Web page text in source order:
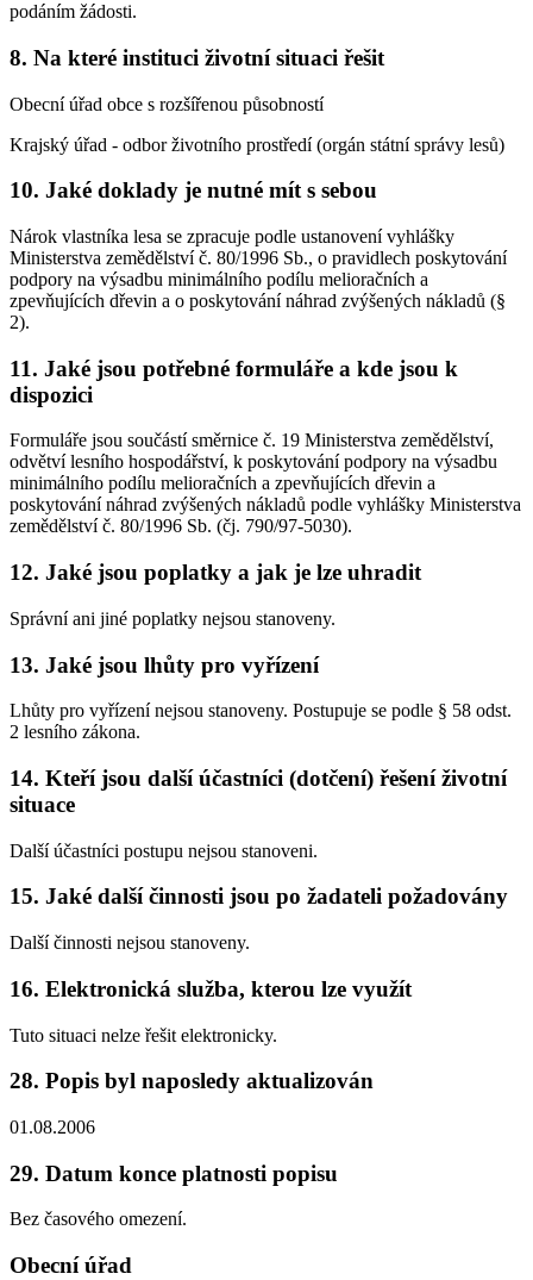
podáním žádosti.
8. Na které instituci životní situaci řešit
Obecní úřad obce s rozšířenou působností
Krajský úřad - odbor životního prostředí (orgán státní správy lesů)
10. Jaké doklady je nutné mít s sebou
Nárok vlastníka lesa se zpracuje podle ustanovení vyhlášky
Ministerstva zemědělství č. 80/1996 Sb., o pravidlech poskytování
podpory na výsadbu minimálního podílu melioračních a
zpevňujících dřevin a o poskytování náhrad zvýšených nákladů (§
2).
11. Jaké jsou potřebné formuláře a kde jsou k
dispozici
Formuláře jsou součástí směrnice č. 19 Ministerstva zemědělství,
odvětví lesního hospodářství, k poskytování podpory na výsadbu
minimálního podílu melioračních a zpevňujících dřevin a
poskytování náhrad zvýšených nákladů podle vyhlášky Ministerstva
zemědělství č. 80/1996 Sb. (čj. 790/97-5030).
12. Jaké jsou poplatky a jak je lze uhradit
Správní ani jiné poplatky nejsou stanoveny.
13. Jaké jsou lhůty pro vyřízení
Lhůty pro vyřízení nejsou stanoveny. Postupuje se podle § 58 odst.
2 lesního zákona.
14. Kteří jsou další účastníci (dotčení) řešení životní
situace
Další účastníci postupu nejsou stanoveni.
15. Jaké další činnosti jsou po žadateli požadovány
Další činnosti nejsou stanoveny.
16. Elektronická služba, kterou lze využít
Tuto situaci nelze řešit elektronicky.
28. Popis byl naposledy aktualizován
01.08.2006
29. Datum konce platnosti popisu
Bez časového omezení.
Obecní úřad